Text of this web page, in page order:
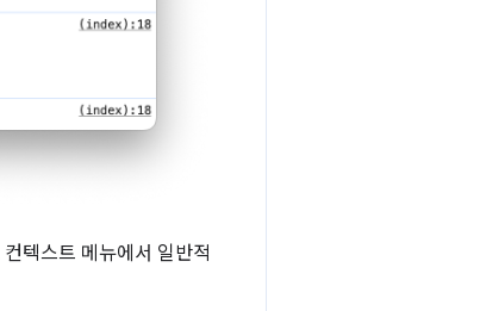
컨텍스트 메뉴에서 일반적